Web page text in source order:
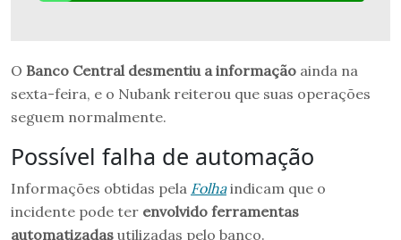
O Banco Central desmentiu a informação ainda na
sexta-feira, e o Nubank reiterou que suas operações
seguem normalmente.
Possível falha de automação
Informações obtidas pela Folhaindicam que o
incidente pode ter envolvido ferramentas
automatizadas utilizadas pelo banco.